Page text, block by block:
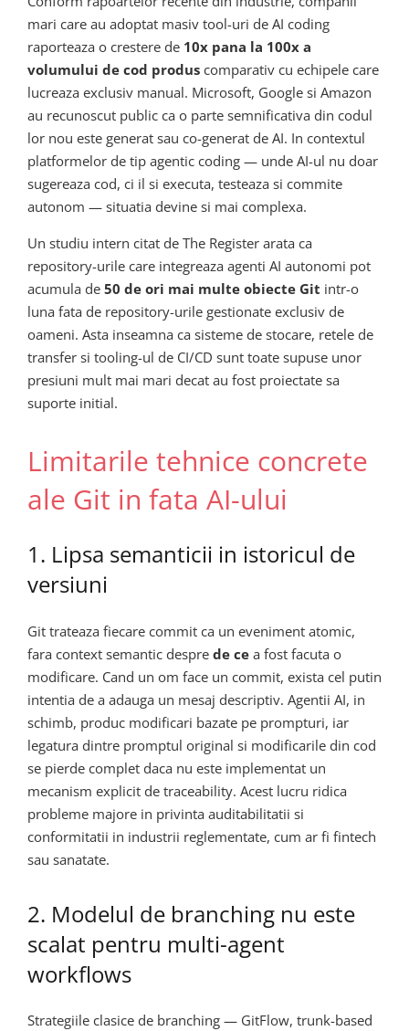
mari care au adoptat masiv tool-uri de AI coding
raporteaza o crestere de 10x pana la 100x a
volumului de cod produs comparativ cu echipele care
lucreaza exclusiv manual. Microsoft, Google si Amazon
au recunoscut public ca o parte semnificativa din codul
lor nou este generat sau co-generat de AI. In contextul
platformelor de tip agentic coding — unde AI-ul nu doar
sugereaza cod, ci il si executa, testeaza si commite
autonom — situatia devine si mai complexa.
Un studiu intern citat de The Register arata ca
repository-urile care integreaza agenti AI autonomi pot
acumula de 50 de ori mai multe obiecte Git intr-o
luna fata de repository-urile gestionate exclusiv de
oameni. Asta inseamna ca sisteme de stocare, retele de
transfer si tooling-ul de CI/CD sunt toate supuse unor
presiuni mult mai mari decat au fost proiectate sa
suporte initial.
Limitarile tehnice concrete
ale Git in fata AI-ului
1. Lipsa semanticii in istoricul de
versiuni
Git trateaza fiecare commit ca un eveniment atomic,
fara context semantic despre de ce a fost facuta o
modificare. Cand un om face un commit, exista cel putin
intentia de a adauga un mesaj descriptiv. Agentii AI, in
schimb, produc modificari bazate pe prompturi, iar
legatura dintre promptul original si modificarile din cod
se pierde complet daca nu este implementat un
mecanism explicit de traceability. Acest lucru ridica
probleme majore in privinta auditabilitatii si
conformitatii in industrii reglementate, cum ar fi fintech
sau sanatate.
2. Modelul de branching nu este
scalat pentru multi-agent
workflows
Strategiile clasice de branching — GitFlow, trunk-based